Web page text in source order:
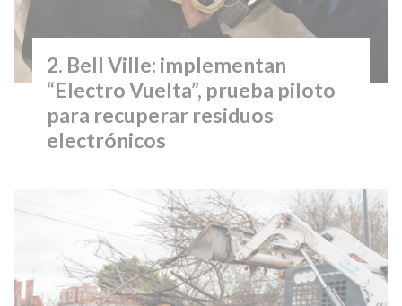
Bell Ville: implementan
“Electro Vuelta”, prueba piloto
para recuperar residuos
electrónicos